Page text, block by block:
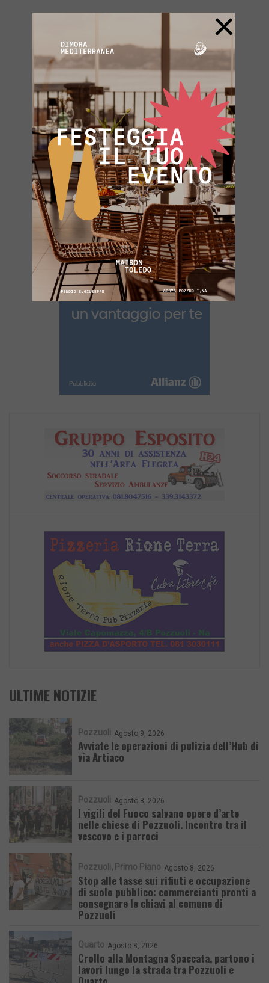
ULTIME NOTIZIE
Pozzuoli Agosto 9, 2026
Avviate le operazioni di pulizia dell’Hub di
via Artiaco
Pozzuoli Agosto 8, 2026
I vigili del Fuoco salvano opere d’arte
nelle chiese di Pozzuoli. Incontro tra il
vescovo e i parroci
Pozzuoli Primo Piano Agosto 8, 2026
Stop alle tasse sui rifiuti e occupazione
di suolo pubblico: commercianti pronti a
consegnare le chiavi al comune di
Pozzuoli
Quarto Agosto 8, 2026
Crollo alla Montagna Spaccata, partono i
lavori lungo la strada tra Pozzuoli e
×